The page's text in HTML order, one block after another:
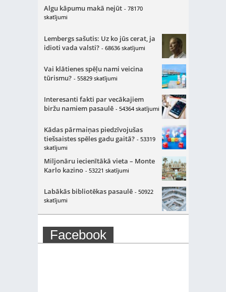
Algu kāpumu makā nejūt - 78170
skatījumi
Lembergs sašutis: Uz ko jūs cerat, ja
idioti vada valsti? - 68636 skatījumi
Vai klātienes spēļu nami veicina
tūrismu? - 55829 skatījumi
Interesanti fakti par vecākajiem
biržu namiem pasaulē - 54364 skatījumi
Kādas pārmaiņas piedzīvojušas
tiešsaistes spēles gadu gaitā? - 53319
skatījumi
Miljonāru iecienītākā vieta – Monte
Karlo kazino - 53221 skatījumi
Labākās bibliotēkas pasaulē - 50922
skatījumi
Facebook